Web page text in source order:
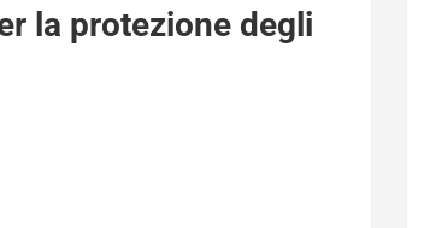
la protezione degli